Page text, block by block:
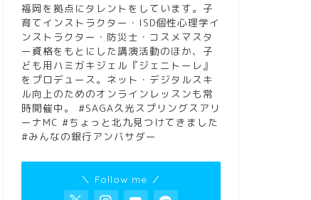
福岡を拠点にタレントをしています。子
育てインストラクター・ISD個性心理学イ
ンストラクター・防災士・コスメマスタ
ー資格をもとにした講演活動のほか、子
ども用ハミガキジェル『ジェニトーレ』
をプロデュース。ネット・デジタルスキ
ル向上のためのオンラインレッスンも常
時開催中。 #SAGA久光スプリングスアリ
ーナMC #ちょっと北九見つけてきました
#みんなの銀行アンバサダー
＼ Follow me ／